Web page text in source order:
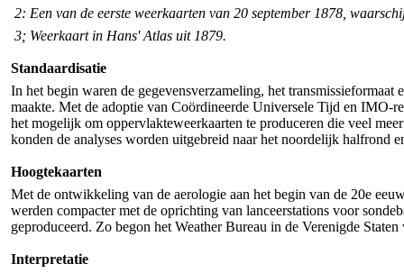
2: Een van de eerste weerkaarten van 20 september 1878,
3; Weerkaart in Hans' Atlas uit 1879.
Standaardisatie
In het begin waren de gegevensverzameling, het
maakte. Met de adoptie van Coördineerde Universele Tijd en IMO-
het mogelijk om oppervlakteweerkaarten te produceren die veel
konden de analyses worden uitgebreid naar het noordelijk halfrond
Hoogtekaarten
Met de ontwikkeling van de aerologie aan het begin van de 20e
werden compacter met de oprichting van lanceerstations voor
geproduceerd. Zo begon het Weather Bureau in de Verenigde
Interpretatie